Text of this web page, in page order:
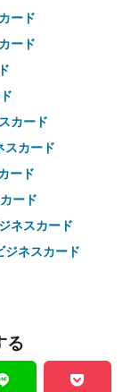
ード
ード
カード
スカード
ード
ード
ネスカード
ネスカード
る